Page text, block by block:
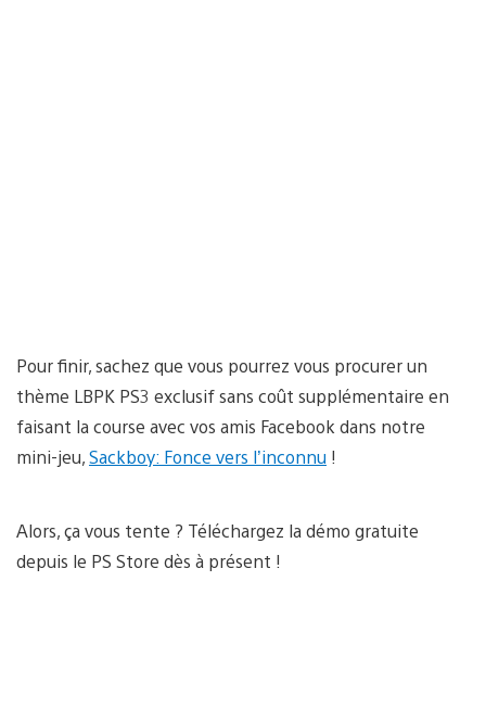
Pour finir, sachez que vous pourrez vous procurer un
thème LBPK PS3 exclusif sans coût supplémentaire en
faisant la course avec vos amis Facebook dans notre
mini-jeu,Sackboy: Fonce vers l’inconnu !
Alors, ça vous tente ? Téléchargez la démo gratuite
depuis le PS Store dès à présent !